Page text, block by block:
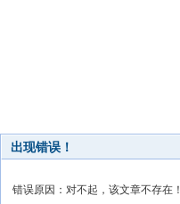
出现错误！
错误原因：对不起，该文章不存在！